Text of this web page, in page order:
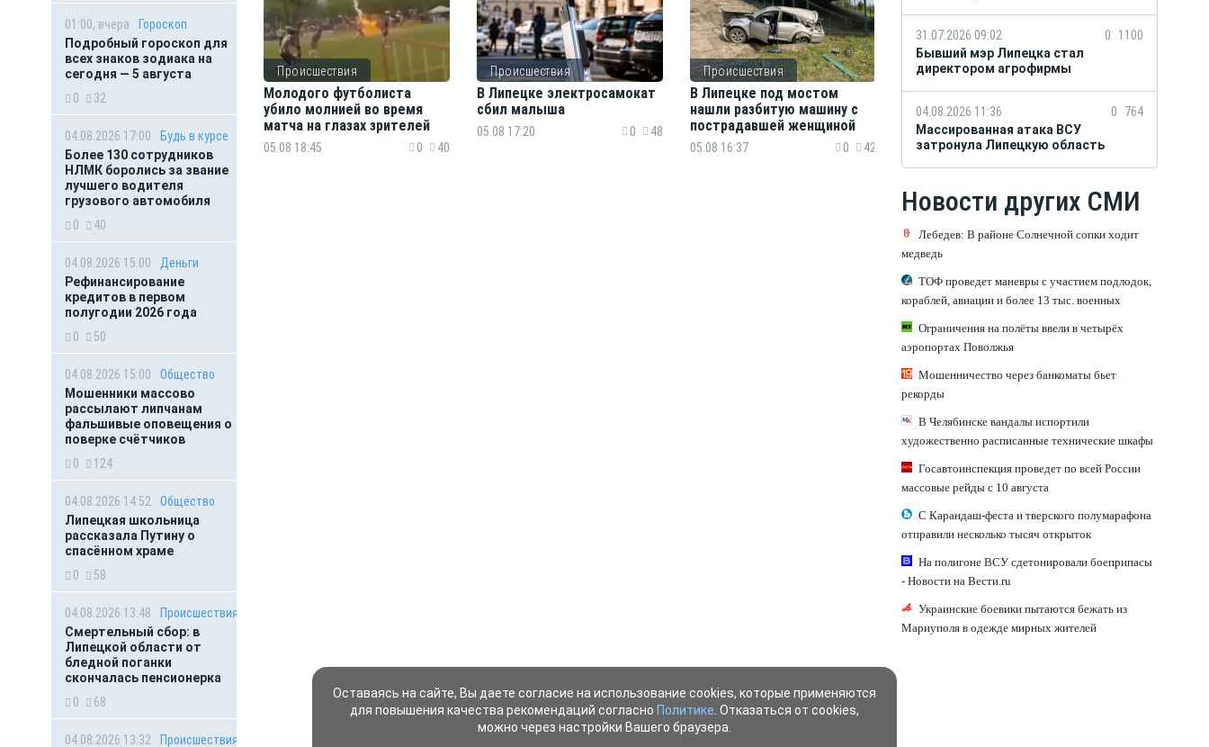
01:00, вчера
Гороскоп
Подробный гороскоп для
всех знаков зодиака на
сегодня — 5 августа
0
32
04.08.2026 17:00
Будь в курсе
Более 130 сотрудников
НЛМК боролись за звание
лучшего водителя
грузового автомобиля
0
40
04.08.2026 15:00
Деньги
Рефинансирование
кредитов в первом
полугодии 2026 года
0
50
04.08.2026 15:00
Общество
Мошенники массово
рассылают липчанам
фальшивые оповещения о
поверке счётчиков
0
124
04.08.2026 14:52
Общество
Липецкая школьница
рассказала Путину о
спасённом храме
0
58
04.08.2026 13:48
Происшествия
Смертельный сбор: в
Липецкой области от
бледной поганки
скончалась пенсионерка
0
68
04.08.2026 13:32 Происшествия
Происшествия
Молодого футболиста
убило молнией во время
матча на глазах зрителей
05.08 18:45 0 40
Происшествия
В Липецке электросамокат
сбил малыша
05.08 17:20 0 48
Происшествия
В Липецке под мостом
нашли разбитую машину с
пострадавшей женщиной
05.08 16:37 0 42
31.07.2026 09:02 0
1100
Бывший мэр Липецка стал
директором агрофирмы
04.08.2026 11:36 0
764
Массированная атака ВСУ
затронула Липецкую область
Новости других СМИ
Лебедев: В районе Солнечной сопки ходит
медведь
ТОФ проведет маневры с участием подлодок,
кораблей, авиации и более 13 тыс. военных
Ограничения на полёты ввели в четырёх
аэропортах Поволжья
Мошенничество через банкоматы бьет
рекорды
В Челябинске вандалы испортили
художественно расписанные технические шкафы
Госавтоинспекция проведет по всей России
массовые рейды с 10 августа
С Карандаш-феста и тверского полумарафона
отправили несколько тысяч открыток
На полигоне ВСУ сдетонировали боеприпасы
- Новости на Вести.ru
Украинские боевики пытаются бежать из
Мариуполя в одежде мирных жителей
Оставаясь на сайте, Вы даете согласие на использование cookies, которые применяются
для повышения качества рекомендаций согласно Политике . Отказаться от cookies,
можно через настройки Вашего браузера.